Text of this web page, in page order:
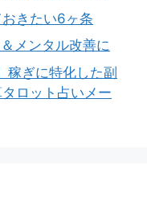
きたい6ヶ条
メンタル改善に
稼ぎに特化した副
ロット占いメー